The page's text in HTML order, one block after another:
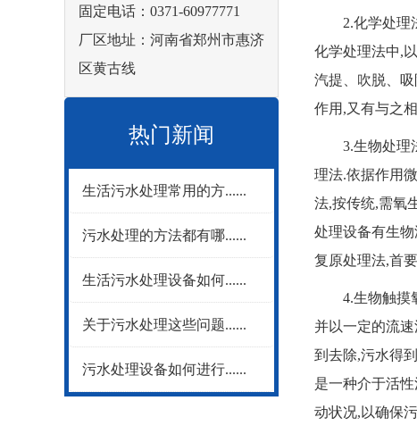
固定电话：0371-60977771
厂区地址：河南省郑州市惠济
区黄古线
热门新闻
生活污水处理常用的方......
污水处理的方法都有哪......
生活污水处理设备如何......
关于污水处理这些问题......
污水处理设备如何进行......
2.化学处理法:
化学处理法中,
汽提、吹脱、
作用,又有与之
3.生物处理法:
理法.依据作用
法,按传统,需氧
处理设备有生
复原处理法,首
4.生物触摸氧
并以一定的流
到去除,污水得
是一种介于活
动状况,以确保